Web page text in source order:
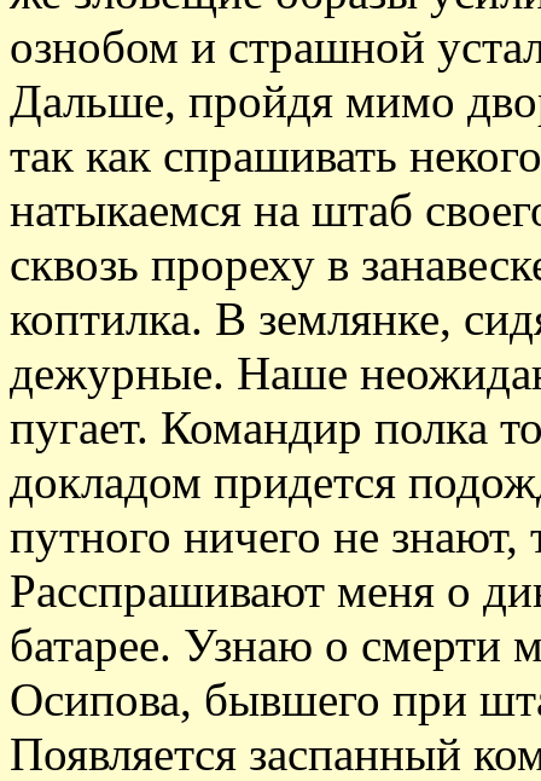
ознобом и страшной
Дальше, пройдя мимо
так как спрашивать
натыкаемся на штаб
сквозь прореху в
коптилка. В землянке,
дежурные. Наше
пугает. Командир полка
докладом придется
путного ничего не знают,
Расспрашивают меня о
батарее. Узнаю о смерти
Осипова, бывшего при
Появляется заспанный